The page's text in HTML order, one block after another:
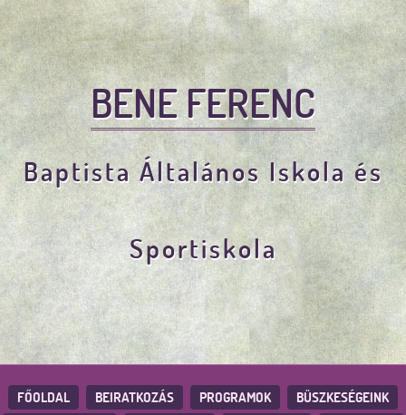
BENE FERENC
Baptista Általános Iskola és
Sportiskola
FŐOLDAL BEIRATKOZÁS PROGRAMOK
BÜSZKESÉGEINK